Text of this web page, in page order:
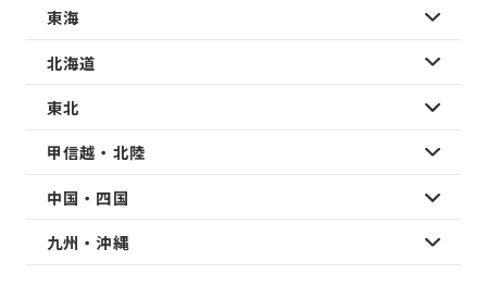
東海
北海道
東北
甲信越・北陸
中国・四国
九州・沖縄